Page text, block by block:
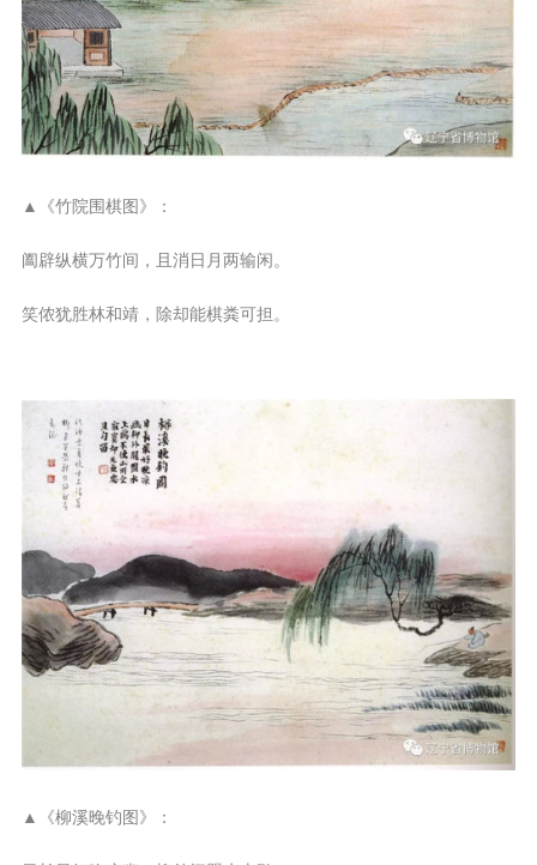
▲《竹院围棋图》：
阖辟纵横万竹间，且消日月两输闲。
笑侬犹胜林和靖，除却能棋粪可担。
▲《柳溪晚钓图》：